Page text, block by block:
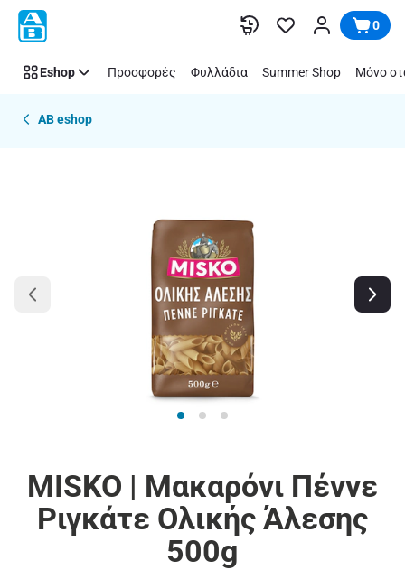
Παράλειψη 0
Eshop Προσφορές Φυλλάδια Summer Shop Μόνο
AB eshop
MISKO | Μακαρόνι Πέννε
Ριγκάτε Ολικής Άλεσης
500g